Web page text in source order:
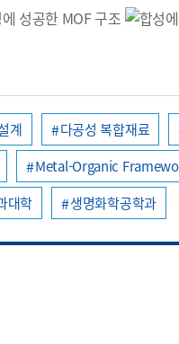
성공한 MOF 구조
계 다공성 복합재료
Metal-Organic
대학 생명화학공학과